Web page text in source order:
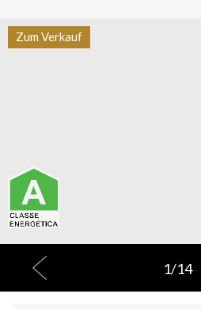
Zum Verkauf
1/14